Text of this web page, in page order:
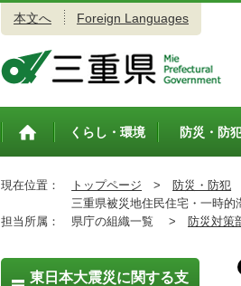
本文へ Foreign Languages
トップペ
くらし・環境 防災・防
現在位置： トップページ > 防災・防犯
三重県被災地住民住宅・一時的
担当所属：
県庁の組織一覧 > 防災対策
東日本大震災に関する支